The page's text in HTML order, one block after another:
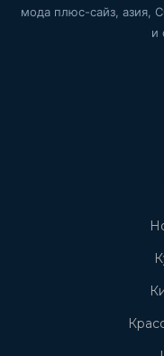
мода плюс-сайз, азия,
и